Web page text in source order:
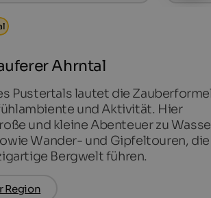
Ahrntal
Pustertals lautet die
und Aktivität. Hier
und kleine Abenteuer zu
Wander- und Gipfeltouren, die
Bergwelt führen.
Region